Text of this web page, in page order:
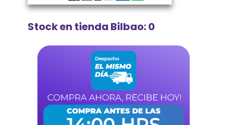
Stock en tienda Bilbao: 0